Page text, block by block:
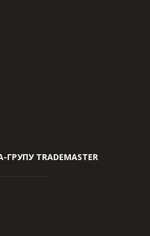
TRADEMASTER